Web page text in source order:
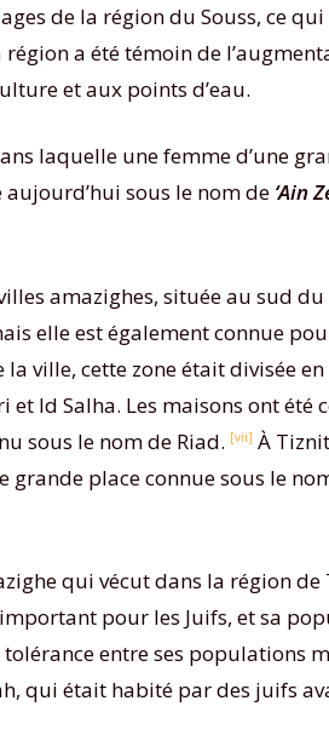
de la région du Souss, ce
région a été témoin de
et aux points d’eau.
laquelle une femme d’une
sous le nom de ‘Ain
amazighes, située au sud
elle est également connue
ville, cette zone était divisée
et Id Salha. Les maisons ont
sous le nom de Riad. [vii] À
grande place connue sous le
qui vécut dans la région de
pour les Juifs, et sa
entre ses
qui était habité par des juifs